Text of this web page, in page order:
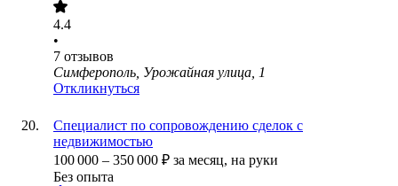
4.4
•
7 отзывов
Симферополь, Урожайная улица, 1
Откликнуться
Специалист по сопровождению сделок с
недвижимостью
100 000 – 350 000 ₽ за месяц, на руки
Без опыта